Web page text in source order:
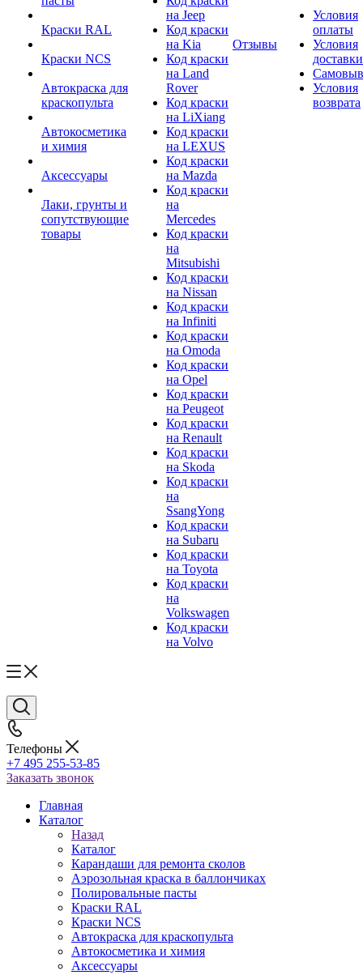
Краски RAL
Краски NCS
Автокраска для
краскопульта
Автокосметика
и химия
Аксессуары
Лаки, грунты и
сопутствующие
товары
на Jeep
Код краски
на Kia
Код краски
на Land
Rover
Код краски
на LiXiang
Код краски
на LEXUS
Код краски
на Mazda
Код краски
на
Mercedes
Код краски
на
Mitsubishi
Код краски
на Nissan
Код краски
на Infiniti
Код краски
на Omoda
Код краски
на Opel
Код краски
на Peugeot
Код краски
на Renault
Код краски
на Skoda
Код краски
на
SsangYong
Код краски
на Subaru
Код краски
на Toyota
Код краски
на
Volkswagen
Код краски
на Volvo
Отзывы
Условия
оплаты
Условия
доставки
Условия
возврата
Телефоны
+7 495 255-53-85
Заказать звонок
Главная
Каталог
Назад
Каталог
Карандаши для ремонта сколов
Аэрозольная краска в баллончиках
Полировальные пасты
Краски RAL
Краски NCS
Автокраска для краскопульта
Автокосметика и химия
Аксессуары